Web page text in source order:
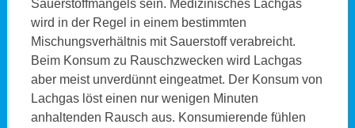
Sauerstoffmangels sein. Medizinisches Lachgas
wird in der Regel in einem bestimmten
Mischungsverhältnis mit Sauerstoff verabreicht.
Beim Konsum zu Rauschzwecken wird Lachgas
aber meist unverdünnt eingeatmet. Der Konsum von
Lachgas löst einen nur wenigen Minuten
anhaltenden Rausch aus. Konsumierende fühlen